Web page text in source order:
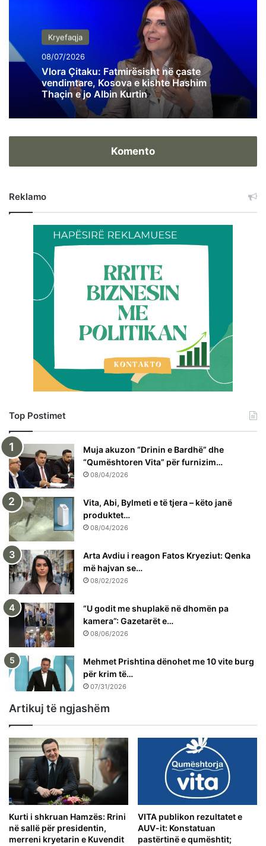
Kryefaqja
08/07/2026
Vlora Çitaku: Fatmirësisht në çaste
vendimtare, Kosova e kishte Hashim
Thaçin e jo Albin Kurtin
Komento
Reklamo
Top Postimet
Muja akuzon “Drinin e Bardhë” dhe
“Qumështoren Vita” për furnizim…
08/04/2026
Vita, Abi, Bylmeti e të tjera – këto janë
produktet…
08/04/2026
Arta Avdiu i reagon Fatos Kryeziut: Qenka
më hajvan se…
08/02/2026
“U godit me shuplakë në dhomën pa
kamera”: Gazetarët e…
08/06/2026
Mehmet Prishtina dënohet me 10 vite burg
për krim të…
07/31/2026
Artikuj të ngjashëm
Kurti i shkruan Hamzës: Rrini
në sallë për presidentin,
merreni kryetarin e Kuvendit
VITA publikon rezultatet e
AUV-it: Konstatuan
pastërtinë e qumështit;